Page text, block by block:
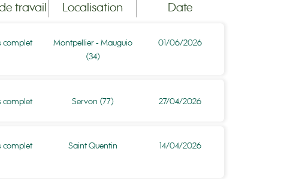
travail Localisation Date
complet
Montpellier - Mauguio
(34)
01/06/2026
complet Servon (77) 27/04/2026
complet Saint Quentin 14/04/2026